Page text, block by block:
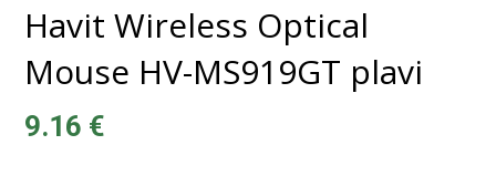
Havit Wireless Optical
Mouse HV-MS919GT plavi
9.16 €